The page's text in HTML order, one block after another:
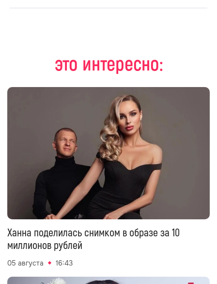
это интересно:
Ханна поделилась снимком в образе за 10
миллионов рублей
05 августа 16:43